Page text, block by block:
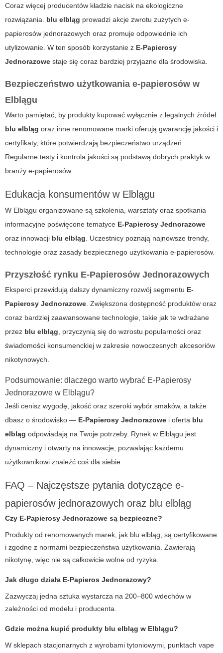
Coraz więcej producentów kładzie nacisk na ekologiczne
rozwiązania. blu elbląg prowadzi akcje zwrotu zużytych e-
papierosów jednorazowych oraz promuje odpowiednie ich
utylizowanie. W ten sposób korzystanie z E-Papierosy
Jednorazowe staje się coraz bardziej przyjazne dla środowiska.
Bezpieczeństwo użytkowania e-papierosów w
Elblągu
Warto pamiętać, by produkty kupować wyłącznie z legalnych źródeł.
blu elbląg oraz inne renomowane marki oferują gwarancję jakości i
certyfikaty, które potwierdzają bezpieczeństwo urządzeń.
Regularne testy i kontrola jakości są podstawą dobrych praktyk w
branży e-papierosów.
Edukacja konsumentów w Elblągu
W Elblągu organizowane są szkolenia, warsztaty oraz spotkania
informacyjne poświęcone tematyce E-Papierosy Jednorazowe
oraz innowacji blu elbląg. Uczestnicy poznają najnowsze trendy,
technologie oraz zasady bezpiecznego użytkowania e-papierosów.
Przyszłość rynku E-Papierosów Jednorazowych
Eksperci przewidują dalszy dynamiczny rozwój segmentu E-
Papierosy Jednorazowe. Zwiększona dostępność produktów oraz
coraz bardziej zaawansowane technologie, takie jak te wdrażane
przez blu elbląg, przyczynią się do wzrostu popularności oraz
świadomości konsumenckiej w zakresie nowoczesnych akcesoriów
nikotynowych.
Podsumowanie: dlaczego warto wybrać E-Papierosy
Jednorazowe w Elblągu?
Jeśli cenisz wygodę, jakość oraz szeroki wybór smaków, a także
dbasz o środowisko — E-Papierosy Jednorazowe i oferta blu
elbląg odpowiadają na Twoje potrzeby. Rynek w Elblągu jest
dynamiczny i otwarty na innowacje, pozwalając każdemu
użytkownikowi znaleźć coś dla siebie.
FAQ – Najczęstsze pytania dotyczące e-
papierosów jednorazowych oraz blu elbląg
Czy E-Papierosy Jednorazowe są bezpieczne?
Produkty od renomowanych marek, jak blu elbląg, są certyfikowane
i zgodne z normami bezpieczeństwa użytkowania. Zawierają
nikotynę, więc nie są całkowicie wolne od ryzyka.
Jak długo działa E-Papieros Jednorazowy?
Zazwyczaj jedna sztuka wystarcza na 200–800 wdechów w
zależności od modelu i producenta.
Gdzie można kupić produkty blu elbląg w Elblągu?
W sklepach stacjonarnych z wyrobami tytoniowymi, punktach vape